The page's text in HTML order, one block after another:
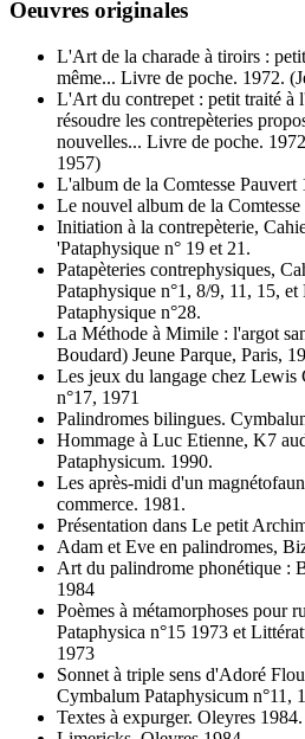
Oeuvres originales
L'Art de la charade à tiroirs :
même... Livre de poche. 1972.
L'Art du contrepet : petit traité à
résoudre les contrepèteries
nouvelles... Livre de poche.
1957)
L'album de la Comtesse Pauvert
Le nouvel album de la
Initiation à la contrepèterie,
'Pataphysique n° 19 et 21.
Patapèteries contrephysiques,
Pataphysique n°1, 8/9, 11, 15,
Pataphysique n°28.
La Méthode à Mimile : l'argot
Boudard) Jeune Parque, Paris,
Les jeux du langage chez
n°17, 1971
Palindromes bilingues.
Hommage à Luc Etienne, K7
Pataphysicum. 1990.
Les après-midi d'un
commerce. 1981.
Présentation dans Le petit
Adam et Eve en palindromes,
Art du palindrome phonétique :
1984
Poèmes à métamorphoses pour
Pataphysica n°15 1973 et
1973
Sonnet à triple sens d'Adoré
Cymbalum Pataphysicum n°11,
Textes à expurger. Oleyres 1984.